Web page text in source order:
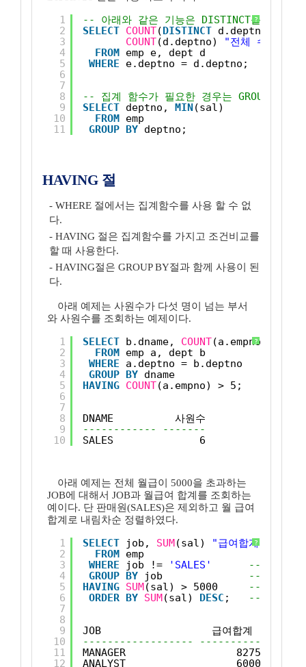
?
1
2
3
4
5
6
7
8
9
10
11
-- 아래와 같은 기능은 DISTINCT를 사용하
SELECT COUNT(DISTINCT d.deptno)
COUNT(d.deptno)
"전체 수"
FROM emp e, dept d
WHERE
e.deptno = d.deptno;
-- 집계 함수가 필요한 경우는 GROUP BY를
SELECT deptno, MIN(sal)
FROM emp
GROUP BY deptno;
HAVING 절
- WHERE 절에서는 집계함수를 사용 할 수 없
다.
- HAVING 절은 집계함수를 가지고 조건비교를
할 때 사용한다.
- HAVING절은 GROUP BY절과 함께 사용이 된
다.
아래 예제는 사원수가 다섯 명이 넘는 부서
와 사원수를 조회하는 예제이다.
?
1
2
3
4
5
6
7
8
9
10
SELECT b.dname, COUNT(a.empno)
FROM emp a, dept b
WHERE
a.deptno = b.deptno
GROUP BY dname
HAVING COUNT(a.empno) > 5;
DNAME          사원수
------------ -------
SALES              6
아래 예제는 전체 월급이 5000을 초과하는
JOB에 대해서 JOB과 월급여 합계를 조회하는
예이다. 단 판매원(SALES)은 제외하고 월 급여
합계로 내림차순 정렬하였다.
?
1
2
3
4
5
6
7
8
9
10
11
12
SELECT job, SUM(sal)
"급여합계"
FROM emp
WHERE
job != 'SALES'
-- 판매원
GROUP BY job
-- 업무별
HAVING SUM(sal) > 5000
-- 전체 월
ORDER BY SUM(sal) DESC ; -- 월급여
JOB                  급여합계
------------------ ----------
MANAGER                  8275
ANALYST                  6000